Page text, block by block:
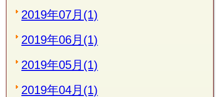
2019年07月(1)
2019年06月(1)
2019年05月(1)
2019年04月(1)